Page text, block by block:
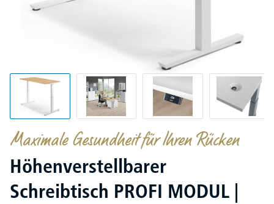
Maximale Gesundheit für Ihren Rücken
Höhenverstellbarer
Schreibtisch PROFI MODUL |